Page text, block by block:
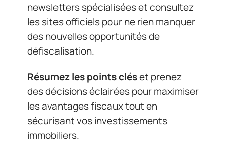
newsletters spécialisées et consultez
les sites officiels pour ne rien manquer
des nouvelles opportunités de
défiscalisation.
Résumez les points cléset prenez
des décisions éclairées pour maximiser
les avantages fiscaux tout en
sécurisant vos investissements
immobiliers.